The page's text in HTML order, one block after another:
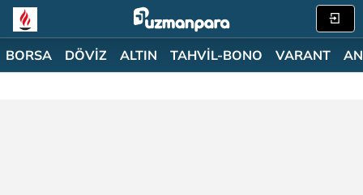
BORSA DÖVİZ ALTIN TAHVİL-BONO VARANT